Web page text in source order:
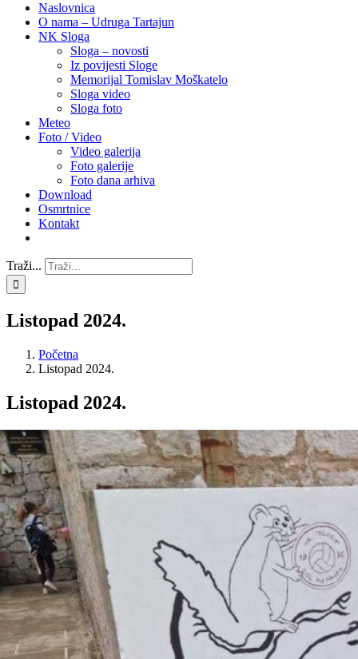
Naslovnica
O nama – Udruga Tartajun
NK Sloga
Sloga – novosti
Iz povijesti Sloge
Memorijal Tomislav Moškatelo
Sloga video
Sloga foto
Meteo
Foto / Video
Video galerija
Foto galerije
Foto dana arhiva
Download
Osmrtnice
Kontakt
Traži...
Listopad 2024.
Početna
Listopad 2024.
Listopad 2024.